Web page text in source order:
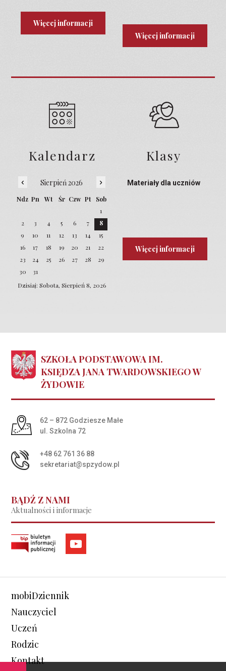
Więcej informacji
Więcej informacji
Kalendarz
‹ Sierpień 2026 ›
Ndz Pn Wt Śr Czw Pt
Sob
1
2
3 4 5 6 7
8
9
10 11 12 13 14
15
16
17 18 19 20 21
22
23
24 25 26 27 28
29
30
31
Dzisiaj: Sobota, Sierpień 8, 2026
Klasy
Materiały dla uczniów
Więcej informacji
SZKOŁA PODSTAWOWA IM.
KSIĘDZA JANA TWARDOWSKIEGO W
ŻYDOWIE
Adres pocztowy:
62 – 872 Godziesze Małe
ul. Szkolna 72
+48 62 761 36 88
sekretariat@spzydow.pl
BĄDŹ Z NAMI
Aktualności i informacje
mobiDziennik
Nauczyciel
Uczeń
Rodzic
Kontakt